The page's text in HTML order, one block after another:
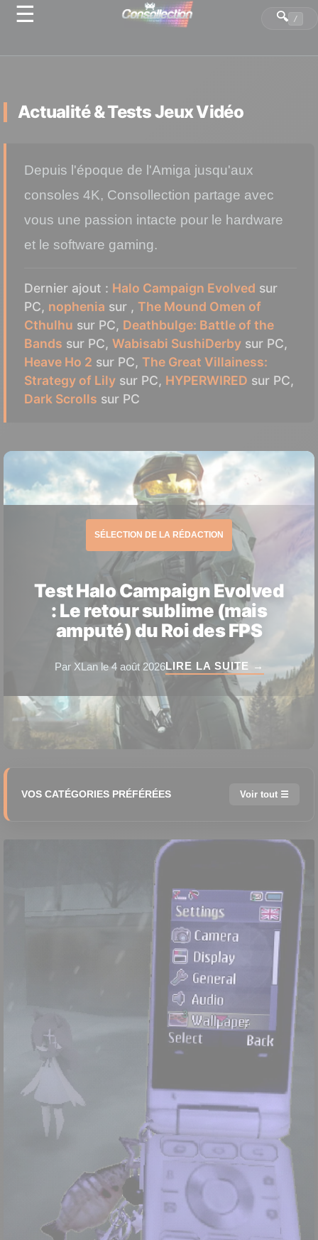
☰ 🔍 /
Actualité & Tests Jeux Vidéo
Depuis l'époque de l'Amiga jusqu'aux
consoles 4K, Consollection partage avec
vous une passion intacte pour le hardware
et le software gaming.
Dernier ajout : Halo Campaign Evolved sur
PC, nophenia sur , The Mound Omen of
Cthulhu sur PC, Deathbulge: Battle of the
Bands sur PC, Wabisabi SushiDerby sur PC,
Heave Ho 2 sur PC, The Great Villainess:
Strategy of Lily sur PC, HYPERWIRED sur PC,
Dark Scrolls sur PC
SÉLECTION DE LA RÉDACTION
Test Halo Campaign Evolved
: Le retour sublime (mais
amputé) du Roi des FPS
Par XLan le 4 août 2026LIRE LA SUITE →
VOS CATÉGORIES PRÉFÉRÉES Voir tout ☰
🕹️ Arcade
🎈 Casual
🏗️ City Builder
🎒 Extraction Shooter
👁️ Immersive Sim
👤 Infiltration 🃏 Jeu de cartes
🥊 Jeu de combat
⛩️ JRPG 🌀 Metroidvania
🌐 MMORPG 🔍 Objets cachés
🏃 Plateforme
🖱️ Point and Click 🧩 Puzzle
💀 Roguelike 🔄 Roguelite
Panneau de gestion des cookies